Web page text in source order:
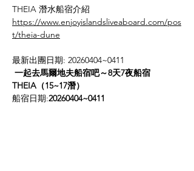
THEIA 潛水船宿介紹
https://www.enjoyislandsliveaboard.com/pos
t/theia-dune
最新出團日期: 20260404~0411
一起去馬爾地夫船宿吧～8天7夜船宿
THEIA（15~17潛）
船宿日期:20260404~0411